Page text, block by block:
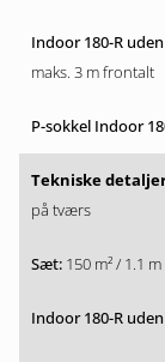
maks. 3 m frontalt
på tværs
150 m² / 1.1